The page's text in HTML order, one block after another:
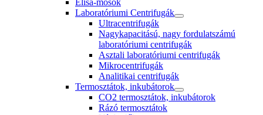
Laboratóriumi Centrifugák
Ultracentrifugák
Nagykapacitású, nagy fordulatszámú
laboratóriumi centrifugák
Asztali laboratóriumi centrifugák
Mikrocentrifugák
Analitikai centrifugák
Termosztátok, inkubátorok
CO2 termosztátok, inkubátorok
Rázó termosztátok